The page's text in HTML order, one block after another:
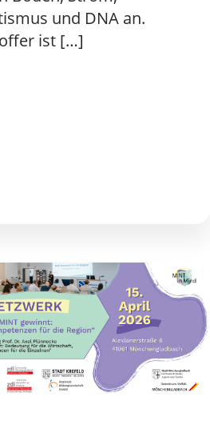
und DNA an.
ist […]